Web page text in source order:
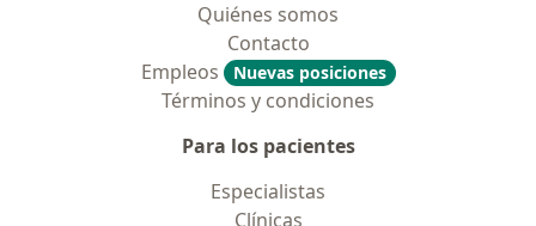
Quiénes somos
Contacto
Empleos
Nuevas posiciones
Términos y condiciones
Para los pacientes
Especialistas
Clínicas